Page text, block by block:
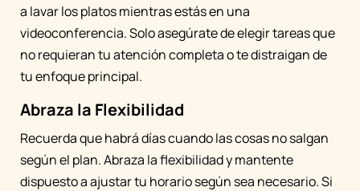
a lavar los platos mientras estás en una
videoconferencia. Solo asegúrate de elegir tareas que
no requieran tu atención completa o te distraigan de
tu enfoque principal.
Abraza la Flexibilidad
Recuerda que habrá días cuando las cosas no salgan
según el plan. Abraza la flexibilidad y mantente
dispuesto a ajustar tu horario según sea necesario. Si